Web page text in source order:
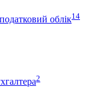
облік14
2